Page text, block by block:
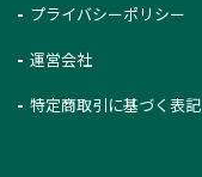
プライバシーポリシー
運営会社
特定商取引に基づく表記